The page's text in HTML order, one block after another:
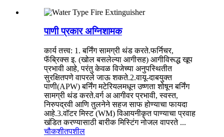
पाणी प्रकार अग्निशामक
कार्य तत्त्व: 1. बर्निंग सामग्री थंड करते.फर्निचर,
फॅब्रिक्स इ. (खोल बसलेल्या आगीसह) आगीविरूद्ध खूप
प्रभावी आहे, परंतु केवळ विजेच्या अनुपस्थितीत
सुरक्षितपणे वापरले जाऊ शकते.2.वायू-दाबयुक्त
पाणी(APW) बर्निंग मटेरियलमधून उष्णता शोषून बर्निंग
सामग्री थंड करते.वर्ग अ आगीवर प्रभावी, स्वस्त,
निरुपद्रवी आणि तुलनेने सहज साफ होण्याचा फायदा
आहे.3.वॉटर मिस्ट (WM) विआयनीकृत पाण्याचा प्रवाह
खंडित करण्यासाठी बारीक मिस्टिंग नोजल वापरते ...
चौकशीतपशील